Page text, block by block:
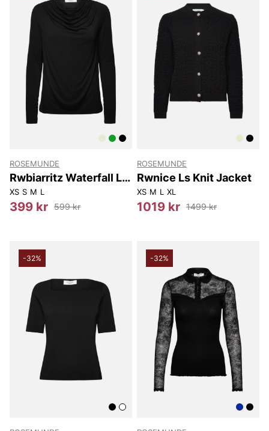
ROSEMUNDE
Rwbiarritz Waterfall Ls
T-shirt
XS S M L
399 kr 599 kr
ROSEMUNDE
Rwnice Ls Knit Jacket
XS M L XL
1019 kr 1499 kr
-32% -32%